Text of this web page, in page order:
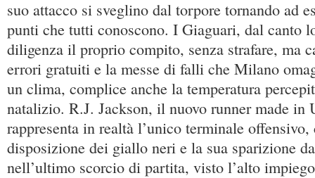
suo attacco si sveglino dal torpore tornando ad
punti che tutti conoscono. I Giaguari, dal canto
diligenza il proprio compito, senza strafare, ma
errori gratuiti e la messe di falli che Milano
un clima, complice anche la temperatura
natalizio. R.J. Jackson, il nuovo runner made in
rappresenta in realtà l’unico terminale offensivo,
disposizione dei giallo neri e la sua sparizione
nell’ultimo scorcio di partita, visto l’alto